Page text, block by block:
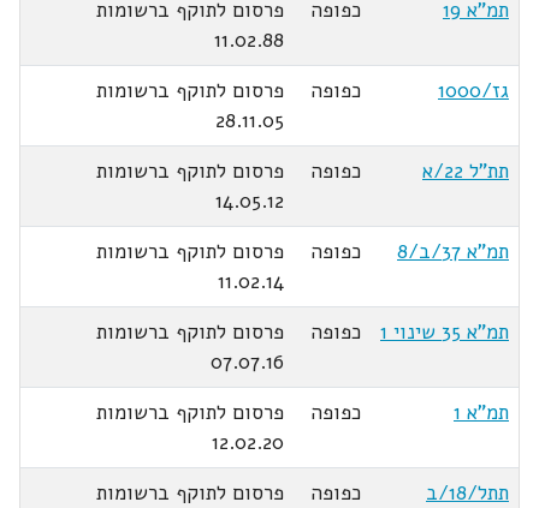
תמ"א 19
כפופה
פרסום לתוקף ברשומות
11.02.88
גז/1000
כפופה
פרסום לתוקף ברשומות
28.11.05
תת"ל 22/א
כפופה
פרסום לתוקף ברשומות
14.05.12
תמ"א 37/ב/8
כפופה
פרסום לתוקף ברשומות
11.02.14
תמ"א 35 שינוי 1
כפופה
פרסום לתוקף ברשומות
07.07.16
תמ"א 1
כפופה
פרסום לתוקף ברשומות
12.02.20
תתל/18/ב
כפופה
פרסום לתוקף ברשומות